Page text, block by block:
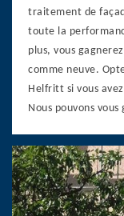
traitement de
toute la
plus, vous
comme neuve.
Helfritt si vous
Nous pouvons